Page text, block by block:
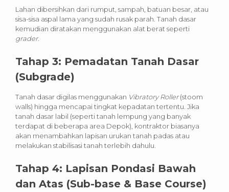
Lahan dibersihkan dari rumput, sampah, batuan besar, atau
sisa-sisa aspal lama yang sudah rusak parah. Tanah dasar
kemudian diratakan menggunakan alat berat seperti
grader.
Tahap 3: Pemadatan Tanah Dasar
(Subgrade)
Tanah dasar digilas menggunakan Vibratory Roller(stoom
walls) hingga mencapai tingkat kepadatan tertentu. Jika
tanah dasar labil (seperti tanah lempung yang banyak
terdapat di beberapa area Depok), kontraktor biasanya
akan menambahkan lapisan urukan tanah padas atau
melakukan stabilisasi tanah terlebih dahulu.
Tahap 4: Lapisan Pondasi Bawah
dan Atas (Sub-base & Base Course)